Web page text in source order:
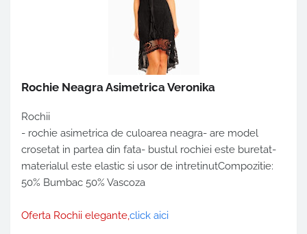
Rochie Neagra Asimetrica Veronika
Rochii
- rochie asimetrica de culoarea neagra- are model
crosetat in partea din fata- bustul rochiei este buretat-
materialul este elastic si usor de intretinutCompozitie:
50% Bumbac 50% Vascoza
Oferta Rochii elegante,click aici